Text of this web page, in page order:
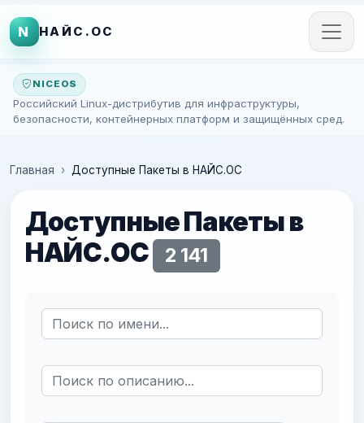
N НАЙС.ОС
NICEOS
Российский Linux-дистрибутив для инфраструктуры,
безопасности, контейнерных платформ и защищённых сред.
Главная Доступные Пакеты в НАЙС.ОС
Доступные Пакеты в
НАЙС.ОС
2 141